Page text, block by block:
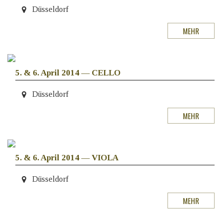
Düsseldorf
MEHR
5. & 6. April 2014 — CELLO
Düsseldorf
MEHR
5. & 6. April 2014 — VIOLA
Düsseldorf
MEHR